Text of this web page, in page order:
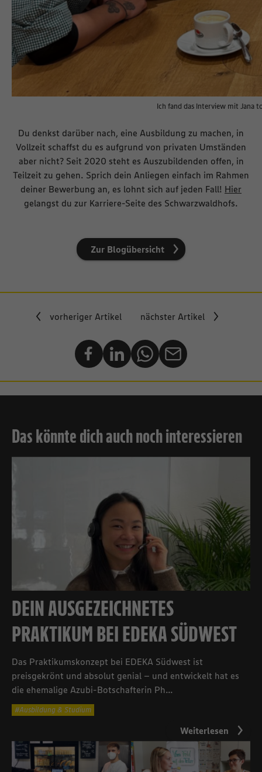
Ich fand das Interview mit Jana
Du denkst darüber nach, eine Ausbildung zu machen, in
Vollzeit schaffst du es aufgrund von privaten Umständen
aber nicht? Seit 2020 steht es Auszubildenden offen, in
Teilzeit zu gehen. Sprich dein Anliegen einfach im Rahmen
deiner Bewerbung an, es lohnt sich auf jeden Fall! Hier
gelangst du zur Karriere-Seite des Schwarzwaldhofs.
Zur Blogübersicht
vorheriger Artikel nächster Artikel
Das könnte dich auch noch interessieren
DEIN AUSGEZEICHNETES
PRAKTIKUM BEI EDEKA SÜDWEST
Das Praktikumskonzept bei EDEKA Südwest ist
preisgekrönt und absolut genial – und entwickelt hat es
die ehemalige Azubi-Botschafterin Ph...
Ausbildung & Studium
Weiterlesen